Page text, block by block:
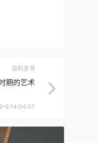
百科全书
期的艺术
6 14:04:07